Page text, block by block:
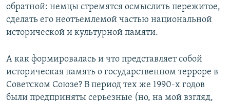
обратной: немцы стремятся осмыслить пережитое,
сделать его неотъемлемой частью национальной
исторической и культурной памяти.
А как формировалась и что представляет собой
историческая память о государственном терроре в
Советском Союзе? В период тех же 1990-х годов
были предприняты серьезные (но, на мой взгляд,